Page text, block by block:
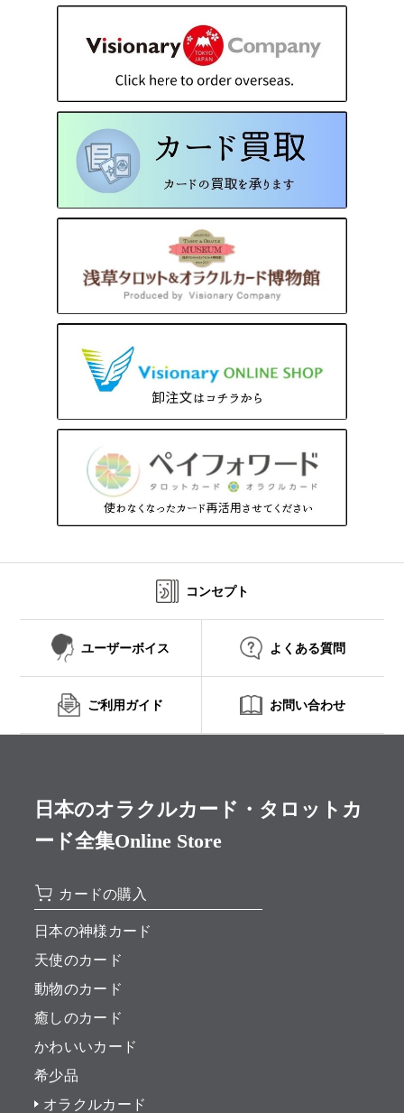
コンセプト
ユーザーボイス よくある質問
ご利用ガイド お問い合わせ
日本のオラクルカード・タロットカ
ード全集Online Store
カードの購入
日本の神様カード
天使のカード
動物のカード
癒しのカード
かわいいカード
希少品
オラクルカード